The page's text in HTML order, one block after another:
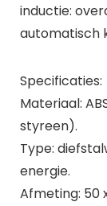
inductie:
automatisch
Specificaties:
Materiaal:
styreen).
Type:
energie.
Afmeting: 50